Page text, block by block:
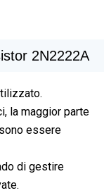
2N2222A
la maggior parte
essere
di gestire